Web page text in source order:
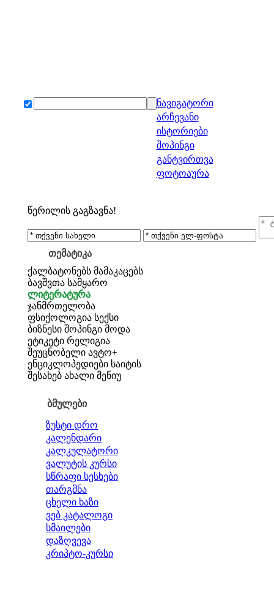
ნავიგატორი
არჩევანი
ისტორიები
შოპინგი
განტვირთვა
ფოტოაურა
წერილის გაგზავნა!
თემატიკა
ქალბატონებს მამაკაცებს
ბავშვთა სამყარო
ლიტერატურა
ჯანმრთელობა
ფსიქოლოგია სექსი
ბიზნესი შოპინგი მოდა
ეტიკეტი რელიგია
შეუცნობელი ავტო+
ენციკლოპედიები საიტის
შესახებ ახალი მენიუ
ბმულები
ზუსტი დრო
კალენდარი
კალკულატორი
ვალუტის კურსი
სწრაფი სესხები
თარგმნა
ცხელი ხაზი
ვებ კატალოგი
სმაილები
დაზღვევა
კრიპტო-კურსი